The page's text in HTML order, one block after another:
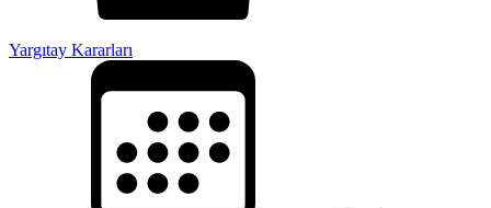
Yargıtay Kararları